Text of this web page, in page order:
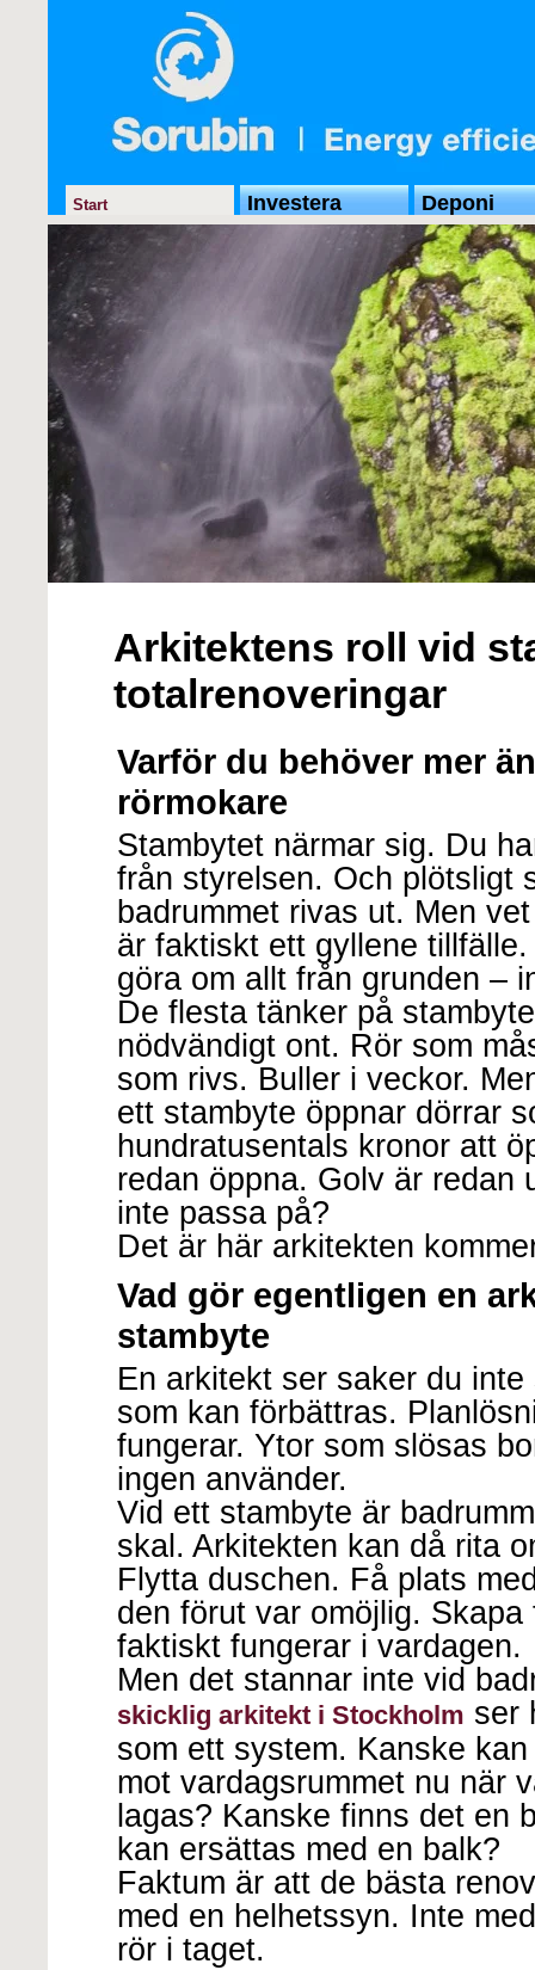
Start Investera Deponi
Arkitektens roll vid
totalrenoveringar
Varför du behöver mer
rörmokare
Stambytet närmar sig. Du
från styrelsen. Och plötsligt
badrummet rivas ut. Men
är faktiskt ett gyllene
göra om allt från grunden –
De flesta tänker på
nödvändigt ont. Rör som
som rivs. Buller i veckor.
ett stambyte öppnar dörrar
hundratusentals kronor att
redan öppna. Golv är redan
inte passa på?
Det är här arkitekten
Vad gör egentligen en
stambyte
En arkitekt ser saker du inte
som kan förbättras.
fungerar. Ytor som slösas
ingen använder.
Vid ett stambyte är
skal. Arkitekten kan då rita
Flytta duschen. Få plats
den förut var omöjlig. Skapa
faktiskt fungerar i vardagen.
Men det stannar inte vid
skicklig arkitekt i Stockholm ser
som ett system. Kanske
mot vardagsrummet nu när
lagas? Kanske finns det en
kan ersättas med en balk?
Faktum är att de bästa
med en helhetssyn. Inte
rör i taget.